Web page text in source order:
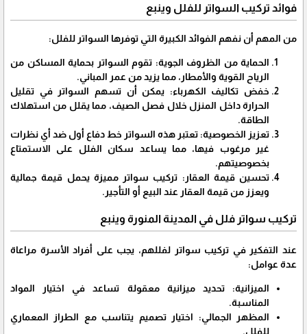
فوائد تركيب السواتر للفلل وينبع
من المهم أن نفهم الفوائد الكبيرة التي توفرها السواتر للفلل:
الحماية من الظروف الجوية: تقوم السواتر بحماية المساكن من
الرياح القوية والأمطار، مما يزيد من عمر المباني.
خفض تكاليف الكهرباء: يمكن أن تسهم السواتر في تقليل
الحرارة داخل المنزل خلال فصل الصيف، مما يقلل من استهلاك
الطاقة.
تعزيز الخصوصية: تعتبر هذه السواتر خط دفاع أول ضد أي نظرات
غير مرغوب فيها، مما يساعد سكان الفلل على الاستمتاع
بخصوصيتهم.
تحسين قيمة العقار: تركيب سواتر مميزة يحمل قيمة جمالية
ويعزز من قيمة العقار عند البيع أو التأجير.
تركيب سواتر فلل في المدينة المنورة وينبع
عند التفكير في تركيب سواتر لفللهم، يجب على أفراد الأسرة مراعاة
عدة عوامل:
الميزانية: تحديد ميزانية معقولة تساعد في اختيار المواد
المناسبة.
المظهر الجمالي: اختيار تصميم يتناسب مع الطراز المعماري
للفلل.